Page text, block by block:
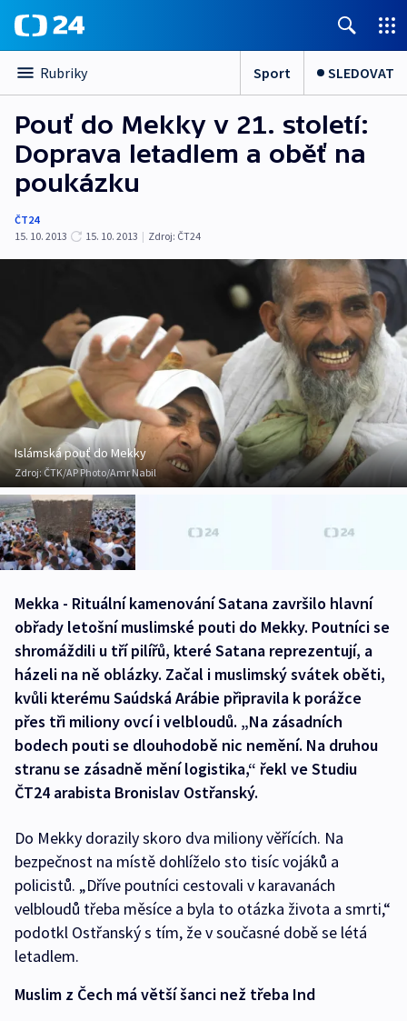
Rubriky Sport SLEDOVAT
Pouť do Mekky v 21. století:
Doprava letadlem a oběť na
poukázku
ČT24
15. 10. 2013
15. 10. 2013 | Zdroj: ČT24
Islámská pouť do Mekky
Zdroj:ČTK/AP Photo/Amr Nabil
Mekka - Rituální kamenování Satana završilo hlavní
obřady letošní muslimské pouti do Mekky. Poutníci se
shromáždili u tří pilířů, které Satana reprezentují, a
házeli na ně oblázky. Začal i muslimský svátek oběti,
kvůli kterému Saúdská Arábie připravila k porážce
přes tři miliony ovcí i velbloudů. „Na zásadních
bodech pouti se dlouhodobě nic nemění. Na druhou
stranu se zásadně mění logistika,“ řekl ve Studiu
ČT24 arabista Bronislav Ostřanský.
Do Mekky dorazily skoro dva miliony věřících. Na
bezpečnost na místě dohlíželo sto tisíc vojáků a
policistů. „Dříve poutníci cestovali v karavanách
velbloudů třeba měsíce a byla to otázka života a smrti,“
podotkl Ostřanský s tím, že v současné době se létá
letadlem.
Muslim z Čech má větší šanci než třeba Ind